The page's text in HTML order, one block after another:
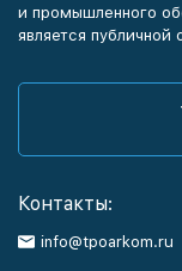
и промышленного
является публичной
Контакты:
info@tpoarkom.ru